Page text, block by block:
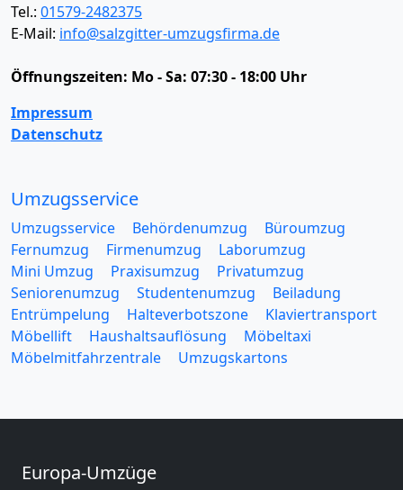
Tel.: 01579-2482375
E-Mail: info@salzgitter-umzugsfirma.de
Öffnungszeiten: Mo - Sa: 07:30 - 18:00 Uhr
Impressum
Datenschutz
Umzugsservice
Umzugsservice Behördenumzug
Büroumzug
Fernumzug
Firmenumzug
Laborumzug
Mini Umzug
Praxisumzug
Privatumzug
Seniorenumzug
Studentenumzug
Beiladung
Entrümpelung
Halteverbotszone
Klaviertransport
Möbellift
Haushaltsauflösung
Möbeltaxi
Möbelmitfahrzentrale
Umzugskartons
Europa-Umzüge